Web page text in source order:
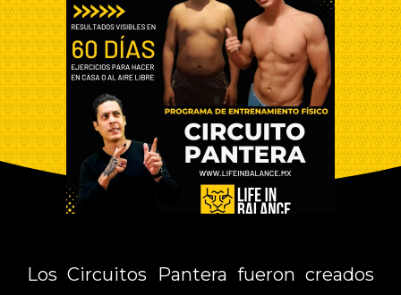
Los Circuitos Pantera fueron creados